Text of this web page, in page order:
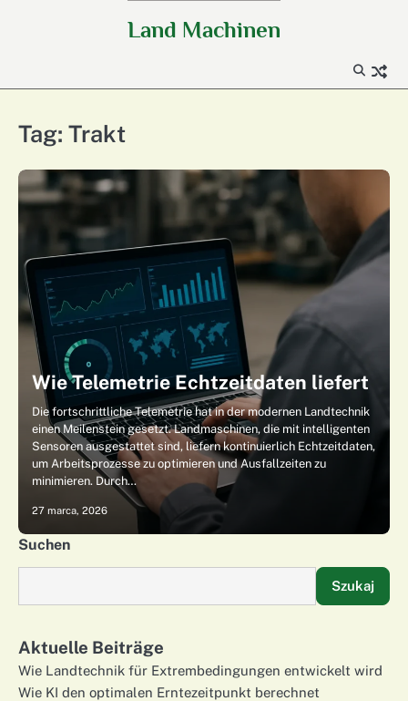
Land Machinen
Tag: Trakt
Wie Telemetrie Echtzeitdaten liefert
Die fortschrittliche Telemetrie hat in der modernen Landtechnik
einen Meilenstein gesetzt. Landmaschinen, die mit intelligenten
Sensoren ausgestattet sind, liefern kontinuierlich Echtzeitdaten,
um Arbeitsprozesse zu optimieren und Ausfallzeiten zu
minimieren. Durch…
27 marca, 2026
Suchen
Szukaj
Aktuelle Beiträge
Wie Landtechnik für Extrembedingungen entwickelt wird
Wie KI den optimalen Erntezeitpunkt berechnet